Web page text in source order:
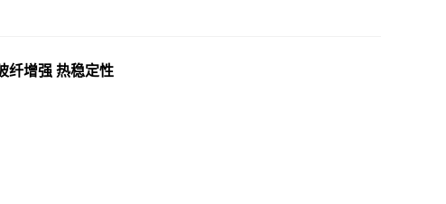
纤增强 热稳定性